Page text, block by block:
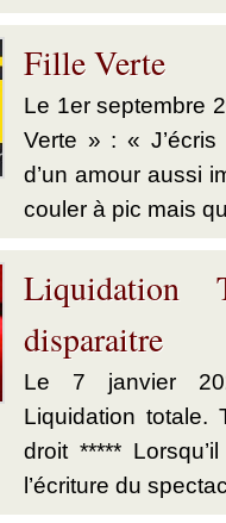
Fille Verte
Le 1er septembre
Verte » : «
d’un amour aussi
couler à pic mais
disparaitre
Le 7 janvier
Liquidation totale.
droit *****
l’écriture du